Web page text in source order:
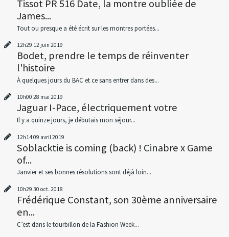
Tissot PR 516 Date, la montre oubliée de
James...
Tout ou presque a été écrit sur les montres portées...
12h29 12 juin 2019
Bodet, prendre le temps de réinventer
l'histoire
À quelques jours du BAC et ce sans entrer dans des...
10h00 28 mai 2019
Jaguar I-Pace, électriquement votre
Il y a quinze jours, je débutais mon séjour...
12h1409 avril 2019
Soblacktie is coming (back) ! Cinabre x Game
of...
Janvier et ses bonnes résolutions sont déjà loin...
10h29 30 oct. 2018
Frédérique Constant, son 30ème anniversaire
en...
C’est dans le tourbillon de la Fashion Week...